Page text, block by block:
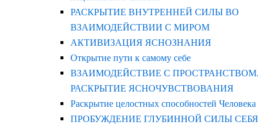
РАСКРЫТИЕ ВНУТРЕННЕЙ СИЛЫ ВО
ВЗАИМОДЕЙСТВИИ С МИРОМ
АКТИВИЗАЦИЯ ЯСНОЗНАНИЯ
Открытие пути к самому себе
ВЗАИМОДЕЙСТВИЕ С ПРОСТРАНСТВОМ.
РАСКРЫТИЕ ЯСНОЧУВСТВОВАНИЯ
Раскрытие целостных способностей Человека
ПРОБУЖДЕНИЕ ГЛУБИННОЙ СИЛЫ СЕБЯ